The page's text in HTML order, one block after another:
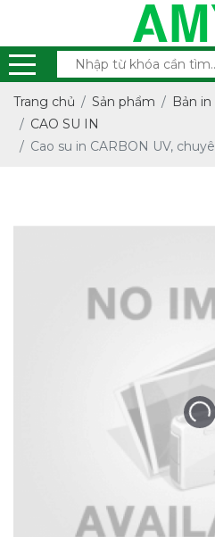
Trang chủ Sản phẩm
Bản
CAO SU IN
Cao su in CARBON UV,